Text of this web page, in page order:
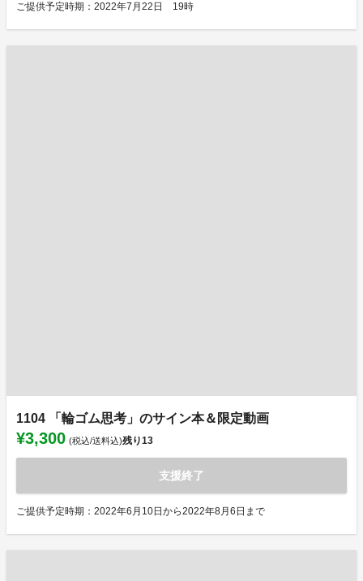
ご提供予定時期：2022年7月22日 19時
1104 「輪ゴム思考」のサイン本＆限定動画
¥3,300 (税込/送料込)残り13
支援終了
ご提供予定時期：2022年6月10日から2022年8月6日まで